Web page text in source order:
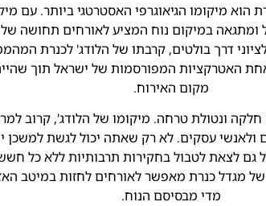
מיקומו הגיאוגרפי האסטרטגי ביותר. עם
ומתגאה במיקום נוח המציע לאורחים תחושה
דרך בולטים, קרבתו של הלודג' לכנרת
האטרקציות המפורסמות של ישראל תוך
מקום האירוח.
ונטולת טרחה. מיקומו של הלודג', קרוב
ולאנשי עסקים. לא רק שאתה יכול לגשת למשכן
לצאת לטבול בחקירות תרבותיות ללא כל
מגדל כנרת מאפשר לאורחים לחזות במיטב
מדי מבסיסם הנוח.